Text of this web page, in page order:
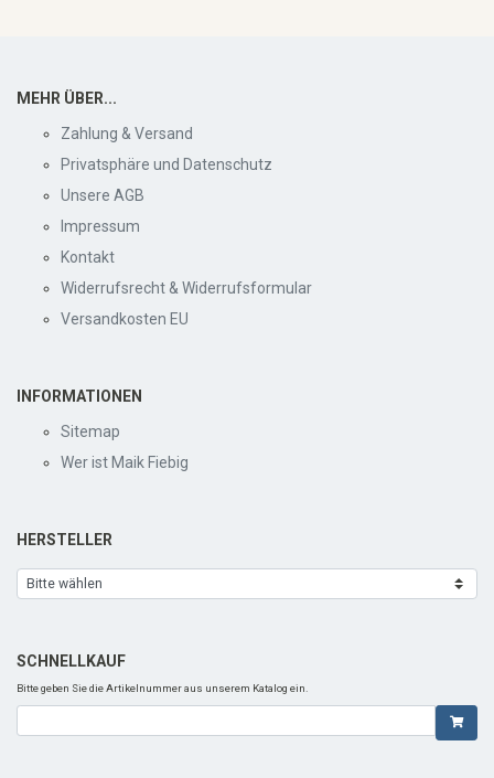
MEHR ÜBER...
Zahlung & Versand
Privatsphäre und Datenschutz
Unsere AGB
Impressum
Kontakt
Widerrufsrecht & Widerrufsformular
Versandkosten EU
INFORMATIONEN
Sitemap
Wer ist Maik Fiebig
HERSTELLER
SCHNELLKAUF
Bitte geben Sie die Artikelnummer aus unserem Katalog ein.